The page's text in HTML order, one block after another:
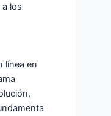
los
línea en